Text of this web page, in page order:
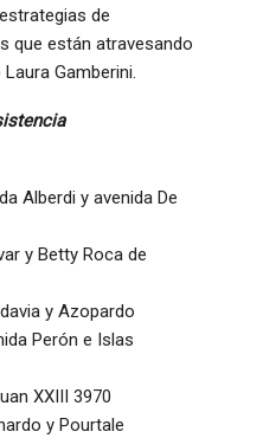
de
que están atravesando
Gamberini.
Alberdi y avenida De
y Betty Roca de
y Azopardo
Perón e Islas
XXIII 3970
y Pourtale